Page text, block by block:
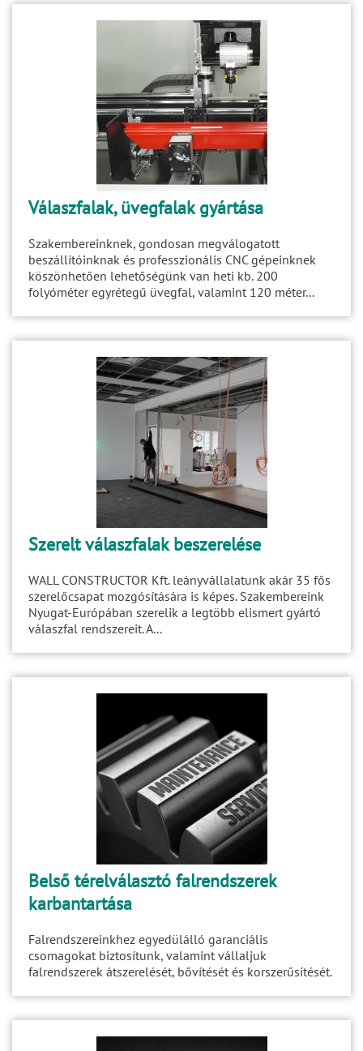
Válaszfalak, üvegfalak gyártása
Szakembereinknek, gondosan megválogatott
beszállítóinknak és professzionális CNC gépeinknek
köszönhetően lehetőségünk van heti kb. 200
folyóméter egyrétegű üvegfal, valamint 120 méter...
Szerelt válaszfalak beszerelése
WALL CONSTRUCTOR Kft. leányvállalatunk akár 35 fős
szerelőcsapat mozgósítására is képes. Szakembereink
Nyugat-Európában szerelik a legtöbb elismert gyártó
válaszfal rendszereit. A...
Belső térelválasztó falrendszerek
karbantartása
Falrendszereinkhez egyedülálló garanciális
csomagokat biztosítunk, valamint vállaljuk
falrendszerek átszerelését, bővítését és korszerűsítését.